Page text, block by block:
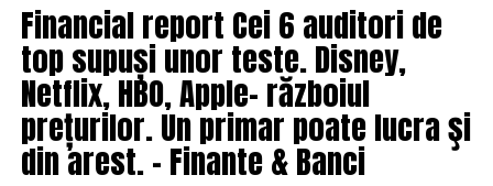
Financial report Cei 6 auditori de
top supuși unor teste. Disney,
Netflix, HBO, Apple- războiul
prețurilor. Un primar poate lucra şi
din arest. – Finante & Banci